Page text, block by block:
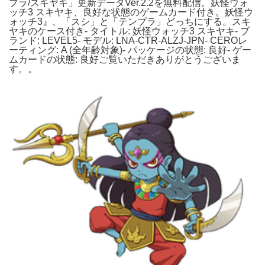
プラ/スキヤキ」更新データVer.2.2を無料配信。妖怪ウォ
ッチ3 スキヤキ、良好な状態のゲームカード付き。妖怪ウ
ォッチ3』、「スシ」と「テンプラ」どっちにする。スキ
ヤキのケース付き- タイトル: 妖怪ウォッチ3 スキヤキ- ブ
ランド: LEVEL5- モデル: LNA-CTR-ALZJ-JPN- CEROレ
ーティング: A (全年齢対象)- パッケージの状態: 良好- ゲー
ムカードの状態: 良好ご覧いただきありがとうございま
す。。